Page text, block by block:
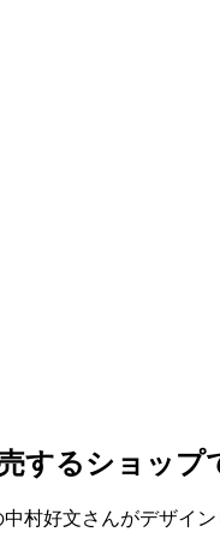
するショップ
村好文さんがデザイ